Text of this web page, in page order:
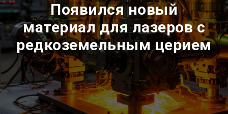
Появился новый
материал для лазеров с
редкоземельным церием